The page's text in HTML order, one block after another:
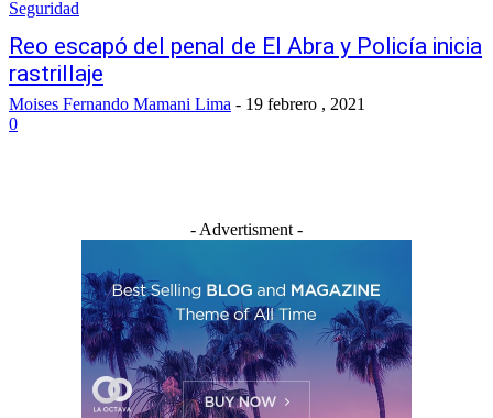
Seguridad
Reo escapó del penal de El Abra y Policía inicia
rastrillaje
Moises Fernando Mamani Lima - 19 febrero , 2021
0
- Advertisment -